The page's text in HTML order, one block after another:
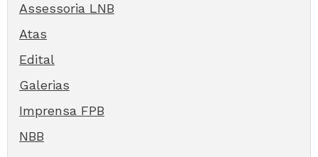
Assessoria LNB
Atas
Edital
Galerias
Imprensa FPB
NBB